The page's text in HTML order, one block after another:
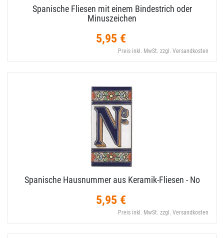
Spanische Fliesen mit einem Bindestrich oder
Minuszeichen
5,95 €
Preis inkl. MwSt. zzgl. Versandkosten
Spanische Hausnummer aus Keramik-​Fliesen - No
5,95 €
Preis inkl. MwSt. zzgl. Versandkosten